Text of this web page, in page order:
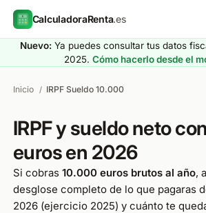
CalculadoraRenta.es
Nuevo: Ya puedes consultar tus datos
2025.Cómo hacerlo desde el
Inicio / IRPF Sueldo 10.000
IRPF y sueldo neto
euros en 2026
Si cobras 10.000 euros brutos al año,
desglose completo de lo que pagaras
2026 (ejercicio 2025) y cuánto te